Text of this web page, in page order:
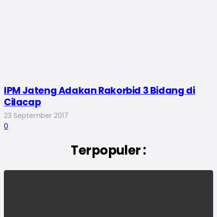
IPM Jateng Adakan Rakorbid 3 Bidang di
Cilacap
23 September 2017
0
Terpopuler :